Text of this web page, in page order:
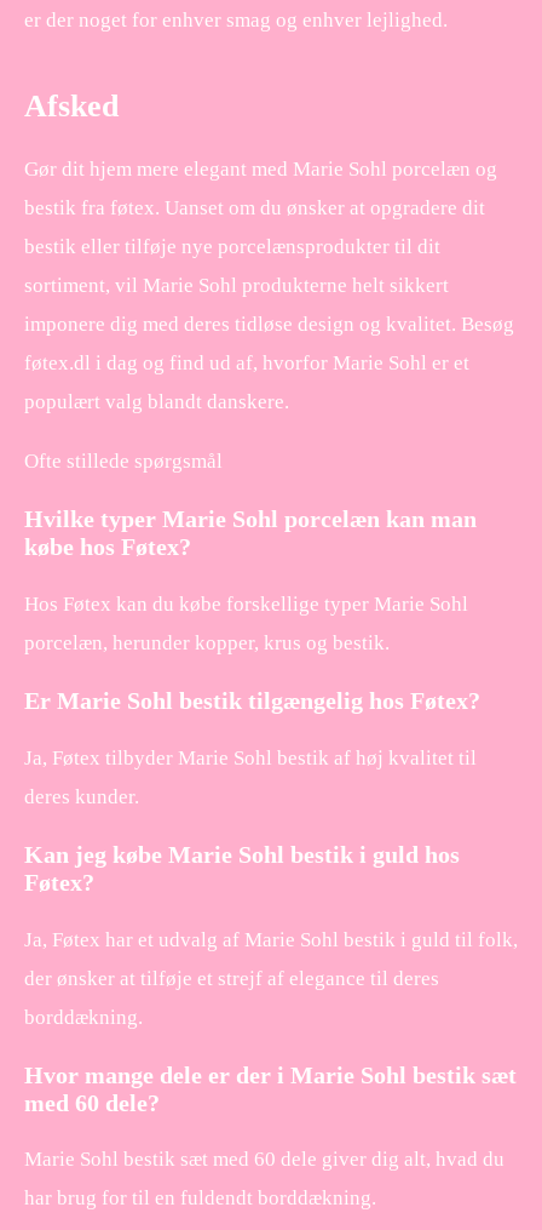
er der noget for enhver smag og enhver lejlighed.
Afsked
Gør dit hjem mere elegant med Marie Sohl porcelæn og
bestik fra føtex. Uanset om du ønsker at opgradere dit
bestik eller tilføje nye porcelænsprodukter til dit
sortiment, vil Marie Sohl produkterne helt sikkert
imponere dig med deres tidløse design og kvalitet. Besøg
føtex.dl i dag og find ud af, hvorfor Marie Sohl er et
populært valg blandt danskere.
Ofte stillede spørgsmål
Hvilke typer Marie Sohl porcelæn kan man
købe hos Føtex?
Hos Føtex kan du købe forskellige typer Marie Sohl
porcelæn, herunder kopper, krus og bestik.
Er Marie Sohl bestik tilgængelig hos Føtex?
Ja, Føtex tilbyder Marie Sohl bestik af høj kvalitet til
deres kunder.
Kan jeg købe Marie Sohl bestik i guld hos
Føtex?
Ja, Føtex har et udvalg af Marie Sohl bestik i guld til folk,
der ønsker at tilføje et strejf af elegance til deres
borddækning.
Hvor mange dele er der i Marie Sohl bestik sæt
med 60 dele?
Marie Sohl bestik sæt med 60 dele giver dig alt, hvad du
har brug for til en fuldendt borddækning.